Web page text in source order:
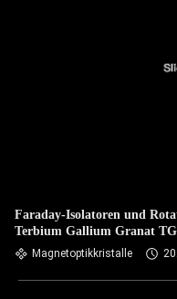
Faraday-Isolatoren und
Terbium Gallium Granat
Magnetoptikkristalle